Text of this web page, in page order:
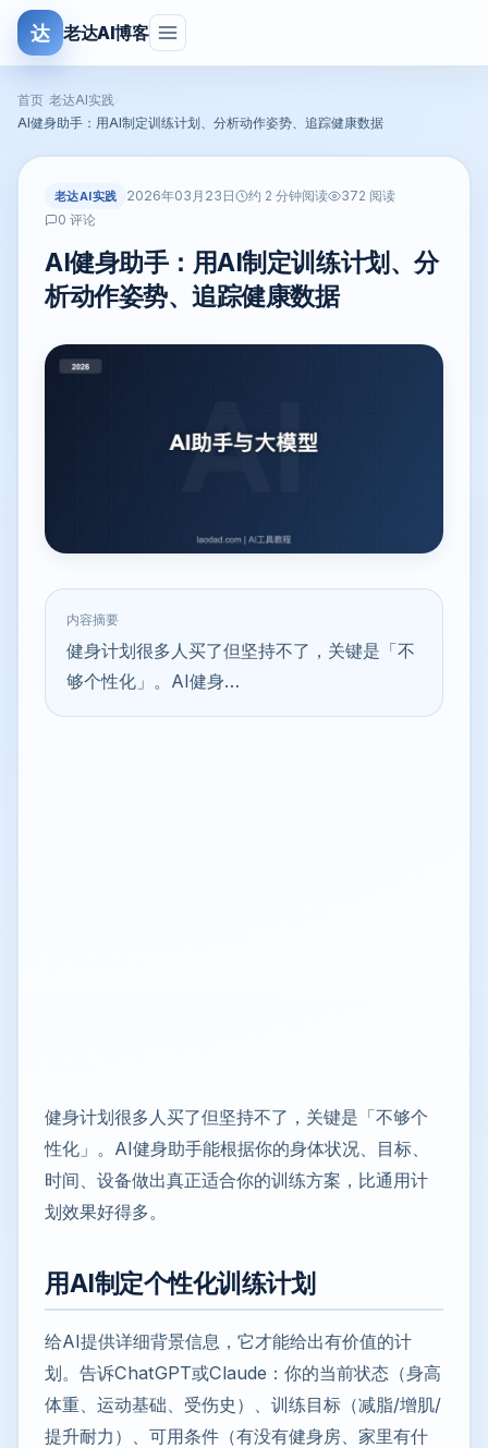
达 老达AI博客
首页 老达AI实践
AI健身助手：用AI制定训练计划、分析动作姿势、追踪健康数据
老达AI实践 2026年03月23日 约 2 分钟阅读
372 阅读
0 评论
AI健身助手：用AI制定训练计划、分
析动作姿势、追踪健康数据
内容摘要
健身计划很多人买了但坚持不了，关键是「不
够个性化」。AI健身…
健身计划很多人买了但坚持不了，关键是「不够个
性化」。AI健身助手能根据你的身体状况、目标、
时间、设备做出真正适合你的训练方案，比通用计
划效果好得多。
用AI制定个性化训练计划
给AI提供详细背景信息，它才能给出有价值的计
划。告诉ChatGPT或Claude：你的当前状态（身高
体重、运动基础、受伤史）、训练目标（减脂/增肌/
提升耐力）、可用条件（有没有健身房、家里有什